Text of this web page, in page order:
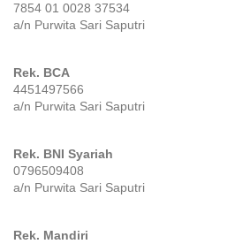
7854 01 0028 37534
a/n Purwita Sari Saputri
Rek. BCA
4451497566
a/n Purwita Sari Saputri
Rek. BNI Syariah
0796509408
a/n Purwita Sari Saputri
Rek. Mandiri